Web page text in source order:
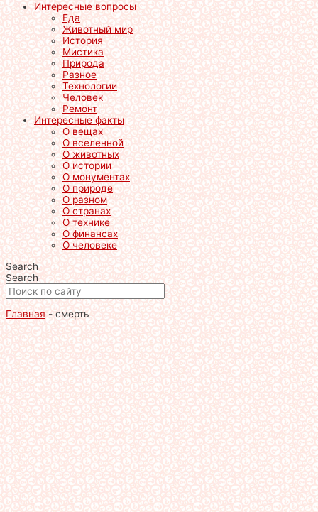
Интересные вопросы
Еда
Животный мир
История
Мистика
Природа
Разное
Технологии
Человек
Ремонт
Интересные факты
О вещах
О вселенной
О животных
О истории
О монументах
О природе
О разном
О странах
О технике
О финансах
О человеке
Search
Search
Главная-смерть